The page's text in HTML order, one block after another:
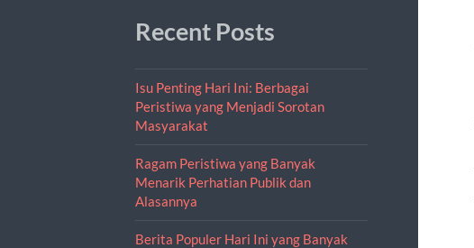
Recent Posts
Isu Penting Hari Ini: Berbagai
Peristiwa yang Menjadi Sorotan
Masyarakat
Ragam Peristiwa yang Banyak
Menarik Perhatian Publik dan
Alasannya
Berita Populer Hari Ini yang Banyak